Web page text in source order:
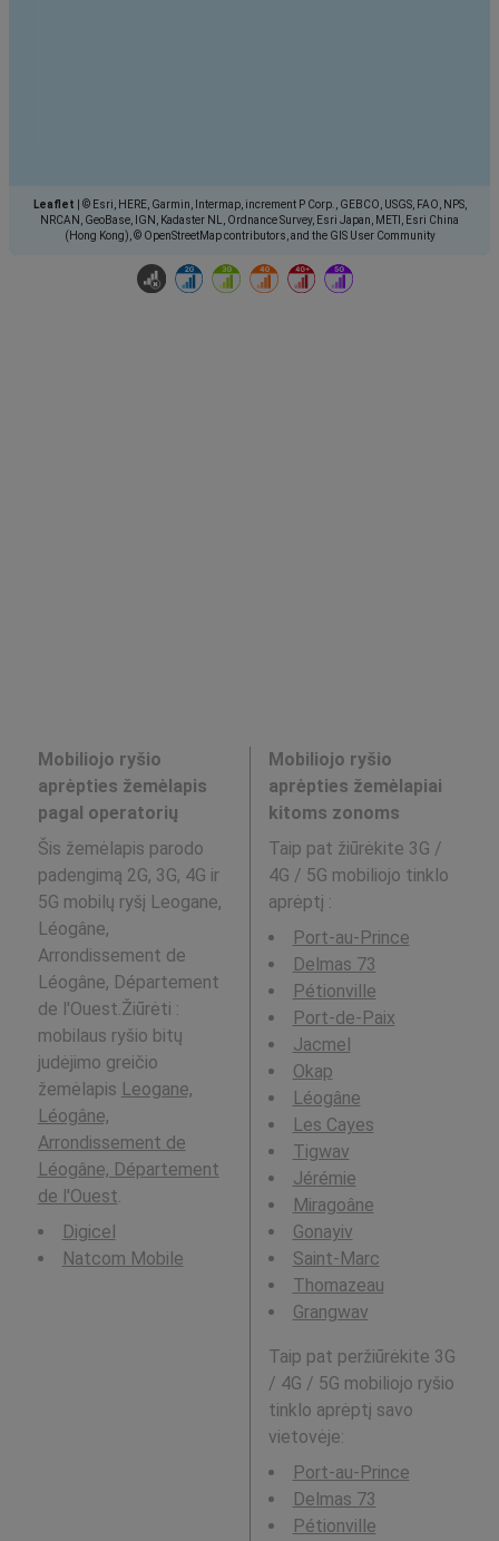
Leaflet
© Esri, HERE, Garmin, Intermap, increment P Corp., GEBCO, USGS, FAO, NPS,
NRCAN, GeoBase, IGN, Kadaster NL, Ordnance Survey, Esri Japan, METI, Esri China
(Hong Kong), © OpenStreetMap contributors, and the GIS User Community
Mobiliojo ryšio
aprėpties žemėlapis
pagal operatorių
Šis žemėlapis parodo
padengimą 2G, 3G, 4G ir
5G mobilų ryšį Leogane,
Léogâne,
Arrondissement de
Léogâne, Département
de l'Ouest.Žiūrėti :
mobilaus ryšio bitų
judėjimo greičio
žemėlapis Leogane,
Léogâne,
Arrondissement de
Léogâne, Département
de l'Ouest.
Digicel
Natcom Mobile
Mobiliojo ryšio
aprėpties žemėlapiai
kitoms zonoms
Taip pat žiūrėkite 3G /
4G / 5G mobiliojo tinklo
aprėptį :
Port-au-Prince
Delmas 73
Pétionville
Port-de-Paix
Jacmel
Okap
Léogâne
Les Cayes
Tigwav
Jérémie
Miragoâne
Gonayiv
Saint-Marc
Thomazeau
Grangwav
Taip pat peržiūrėkite 3G
/ 4G / 5G mobiliojo ryšio
tinklo aprėptį savo
vietovėje:
Port-au-Prince
Delmas 73
Pétionville